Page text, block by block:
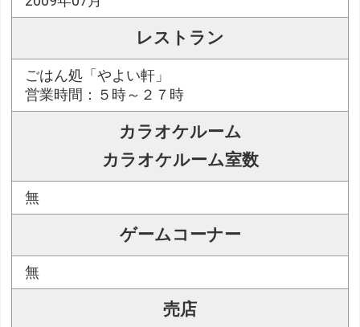
レストラン
ごはん処「やよい軒」
営業時間：５時～２７時
カラオケルーム
カラオケルーム室数
無
ゲームコーナー
無
売店